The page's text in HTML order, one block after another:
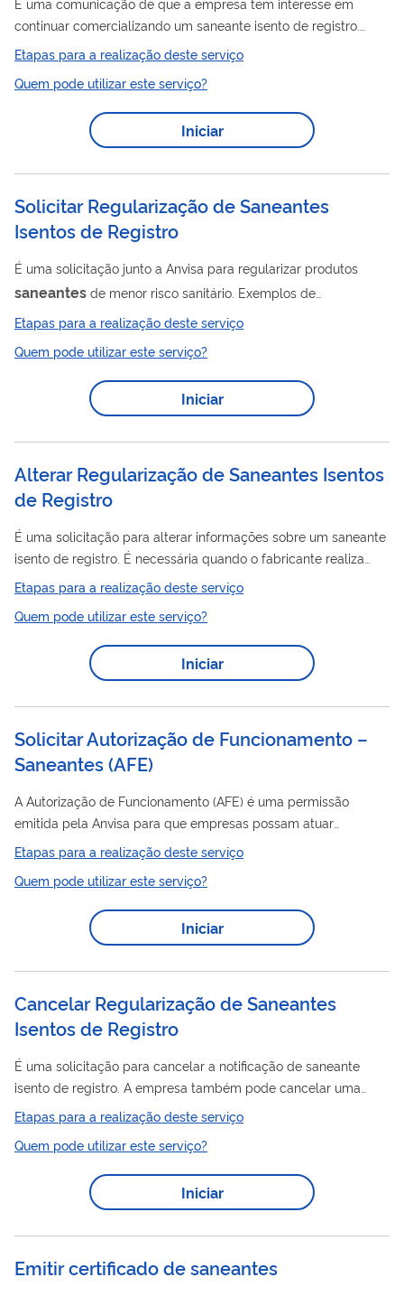
continuar comercializando um saneante isento de registro.
Deve ser feita nos últimos seis meses antes de vencer a
notificação do produto, que vale por 10 anos.
Etapas para a realização deste serviço
Quem pode utilizar este serviço?
Iniciar
Solicitar Regularização de Saneantes
Isentos de Registro
É uma solicitação junto a Anvisa para regularizar produtos
saneantes de menor risco sanitário. Exemplos de
saneantes isentos de registro: • detergentes e limpadores de
desengraxantes; • lava louças; • odorizantes, neutralizadores de
odores • produtos para tratamento de piscinas
Etapas para a realização deste serviço
Quem pode utilizar este serviço?
Iniciar
Alterar Regularização de Saneantes Isentos
de Registro
É uma solicitação para alterar informações sobre um saneante
isento de registro. É necessária quando o fabricante realiza
qualquer alteração no produto, como fórmula, versão,
embalagem, categoria, nome, rótulo, prazo de validade, etc.
Após o envio das informações atualizadas, o produto já pode
ser comercializado, sem necessidade de análise prévia da
Etapas para a realização deste serviço
Quem pode utilizar este serviço?
Iniciar
Solicitar Autorização de Funcionamento –
Saneantes(AFE)
A Autorização de Funcionamento (AFE) é uma permissão
emitida pela Anvisa para que empresas possam atuar
legalmente comsaneantes(produtos de limpeza sujeitos a
desejam realizar as seguintes atividades abaixo, com
: • Armazenar • Distribuir • Embalar • Exportar •
Etapas para a realização deste serviço
Quem pode utilizar este serviço?
Iniciar
Cancelar Regularização de Saneantes
Isentos de Registro
É uma solicitação para cancelar a notificação de saneante
isento de registro. A empresa também pode cancelar uma
versão ou uma das embalagens do produto. Após o pedido, a
notificação é cancelada automaticamente.
Etapas para a realização deste serviço
Quem pode utilizar este serviço?
Iniciar
Emitir certificado de saneantes